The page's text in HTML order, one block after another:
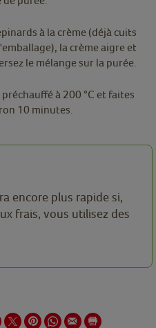
à la crème (déjà cuits
la crème aigre et
le mélange sur la purée.
à 200 °C et faites
10 minutes.
encore plus rapide si,
frais, vous utilisez des